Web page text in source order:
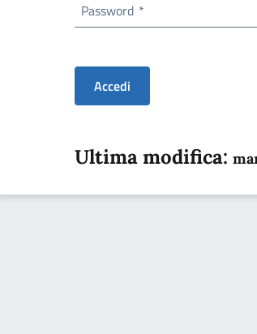
Password *
Accedi
Ultima modifica: